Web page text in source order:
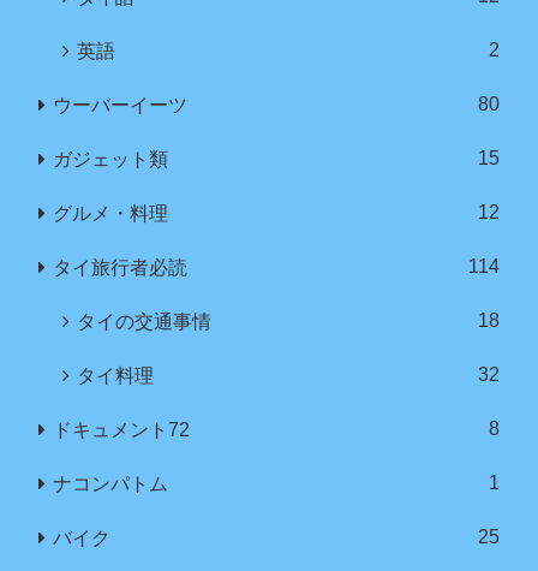
英語 2
ウーバーイーツ 80
ガジェット類 15
グルメ・料理 12
タイ旅行者必読 114
タイの交通事情 18
タイ料理 32
ドキュメント72 8
ナコンパトム 1
バイク 25